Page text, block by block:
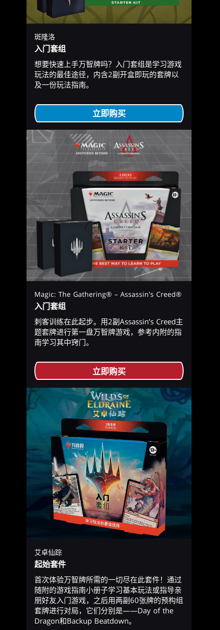
斑隆洛
入门套组
想要快速上手万智牌吗？入门套组是学习游戏
玩法的最佳途径，内含2副开盒即玩的套牌以
及一份玩法指南。
立即购买
Magic: The Gathering® – Assassin's Creed®
入门套组
刺客训练在此起步。用2副Assassin’s Creed主
题套牌进行第一盘万智牌游戏，参考内附的指
南学习其中窍门。
立即购买
艾卓仙踪
起始套件
首次体验万智牌所需的一切尽在此套件！通过
随附的游戏指南小册子学习基本玩法或指导亲
朋好友入门游戏，之后用两副60张牌的预构组
套牌进行对局，它们分别是——Day of the
Dragon和Backup Beatdown。